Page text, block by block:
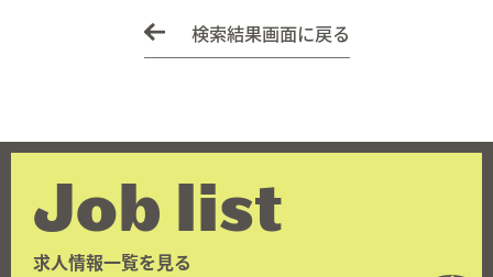
検索結果画面に戻る
Job list
求人情報一覧を見る